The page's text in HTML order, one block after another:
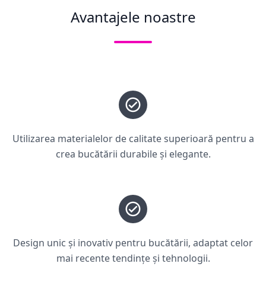
Avantajele noastre
Utilizarea materialelor de calitate superioară pentru a
crea bucătării durabile și elegante.
Design unic și inovativ pentru bucătării, adaptat celor
mai recente tendințe și tehnologii.